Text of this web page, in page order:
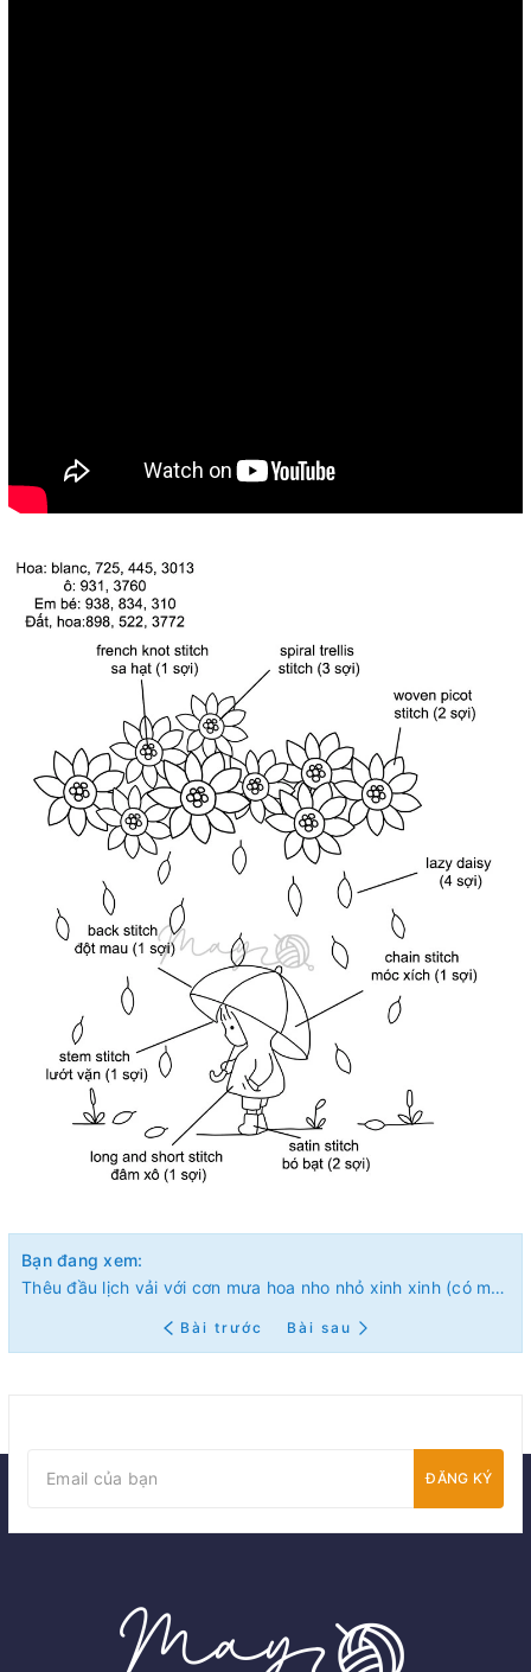
Bạn đang xem:
Thêu đầu lịch vải với cơn mưa hoa nho nhỏ xinh xinh (có mẫu in)
Bài trước Bài sau
ĐĂNG KÝ